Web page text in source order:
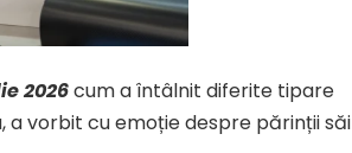
2026cum a întâlnit diferite tipare
a vorbit cu emoție despre părinții săi